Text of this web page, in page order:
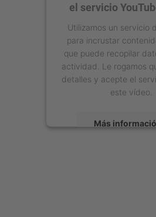
el servicio
Utilizamos un servicio
para incrustar
que puede recopilar
actividad. Le rogamos
detalles y acepte el
este vídeo.
Más